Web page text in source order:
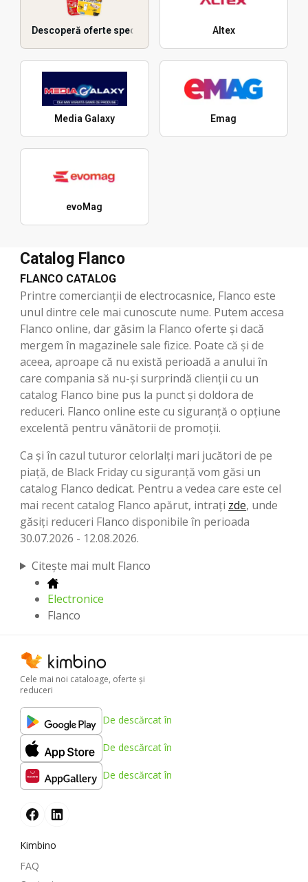
Descoperă oferte speciale Altex
Media Galaxy Emag
evoMag
Catalog Flanco
FLANCO CATALOG
Printre comercianții de electrocasnice, Flanco este
unul dintre cele mai cunoscute nume. Putem accesa
Flanco online, dar găsim la Flanco oferte și dacă
mergem în magazinele sale fizice. Poate că și de
aceea, aproape că nu există perioadă a anului în
care compania să nu-și surprindă clienții cu un
catalog Flanco bine pus la punct și doldora de
reduceri. Flanco online este cu siguranță o opțiune
excelentă pentru vânătorii de promoții.
Ca și în cazul tuturor celorlalți mari jucători de pe
piață, de Black Friday cu siguranță vom găsi un
catalog Flanco dedicat. Pentru a vedea care este cel
mai recent catalog Flanco apărut, intrați zde, unde
găsiți reduceri Flanco disponibile în perioada
30.07.2026 - 12.08.2026.
Citește mai mult Flanco
Electronice
Flanco
Cele mai noi cataloage, oferte şi
reduceri
De descărcat în
De descărcat în
De descărcat în
Kimbino
FAQ